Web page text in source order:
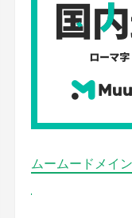
ムームードメイン